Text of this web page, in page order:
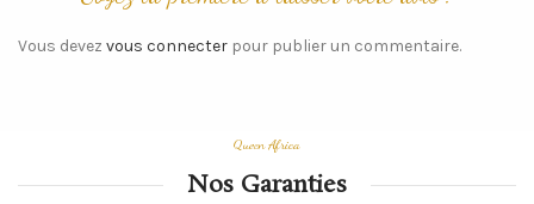
Vous devez vous connecter pour publier un commentaire.
Queen Africa
Nos Garanties